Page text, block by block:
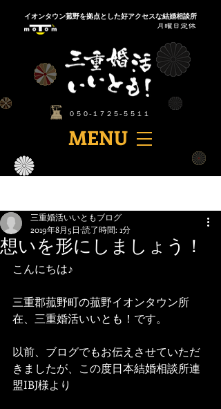
​イオンタウン菰野を拠点とした好アクセスな結婚相談所
​MENU
​０５０-１７２５-５５１１
想いを形にしましょう！
三重婚活いいともブログ
2019年8月5日 読了時間: 1分
こんにちは♪
三重郡菰野町の菰野イオンタウン所
在、三重婚活いいとも！です。
以前、ブログでもお伝えさせていただ
きましたが、この度日本結婚相談所連
盟IBJ様より